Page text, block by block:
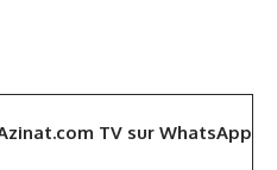
TV sur WhatsApp